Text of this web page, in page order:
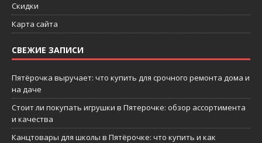
Скидки
Карта сайта
СВЕЖИЕ ЗАПИСИ
Пятёрочка выручает: что купить для срочного ремонта дома и
на даче
Стоит ли покупать игрушки в Пятерочке: обзор ассортимента
и качества
Канцтовары для школы в Пятёрочке: что купить и как